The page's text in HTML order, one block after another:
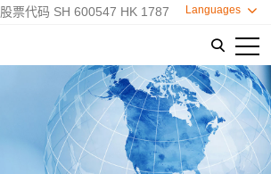
Languages 
股票代码 SH 600547 HK 1787
